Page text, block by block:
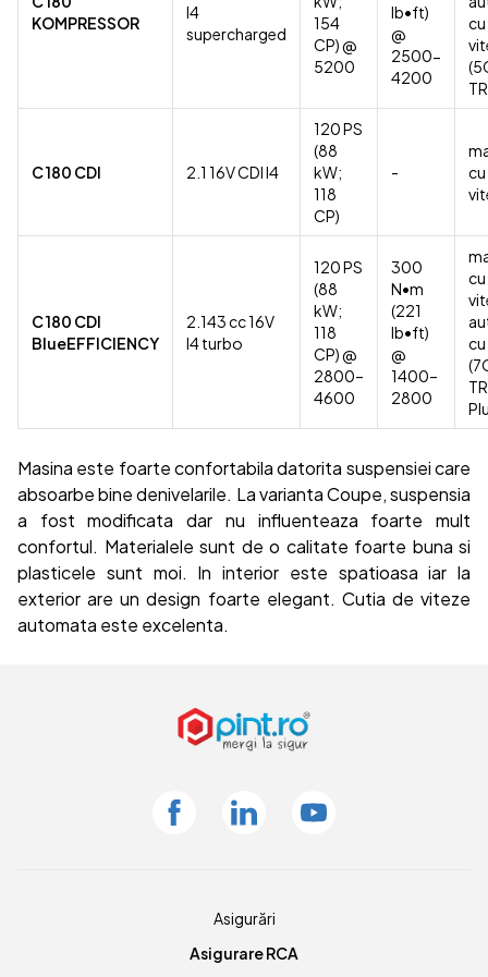
KOMPRESSOR
I4
supercharged
154
CP) @
5200
lb•ft)
@
2500-
4200
cu
C 180 CDI 2.1 16V CDI I4
120 PS
(88
kW;
118
CP)
-
cu
C 180 CDI
BlueEFFICIENCY
2.143 cc 16V
I4 turbo
120 PS
(88
kW;
118
CP) @
2800–
4600
300
N•m
(221
lb•ft)
@
1400–
2800
cu
cu
Masina este foarte confortabila datorita suspensiei care
absoarbe bine denivelarile. La varianta Coupe, suspensia
a fost modificata dar nu influenteaza foarte mult
confortul. Materialele sunt de o calitate foarte buna si
plasticele sunt moi. In interior este spatioasa iar la
exterior are un design foarte elegant. Cutia de viteze
automata este excelenta.
FacebookLinkedin Youtube
Asigurări
Asigurare RCA